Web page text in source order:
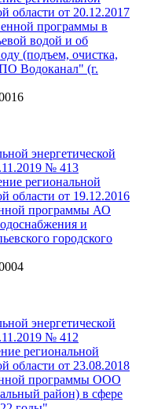
области от 20.12.2017
программы в
водой и об
(подъем, очистка,
Водоканал" (г.
энергетической
№ 413
региональной
области от 19.12.2016
программы АО
и
городского
энергетической
№ 412
региональной
области от 23.08.2018
программы ООО
район) в сфере